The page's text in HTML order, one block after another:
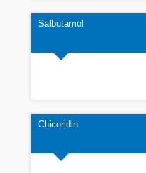
Salbutamol
Chicoridin